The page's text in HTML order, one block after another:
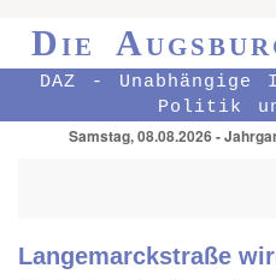
Die
DAZ -
Politik
Samstag, 08.08.2026 -
Langemarckstraße